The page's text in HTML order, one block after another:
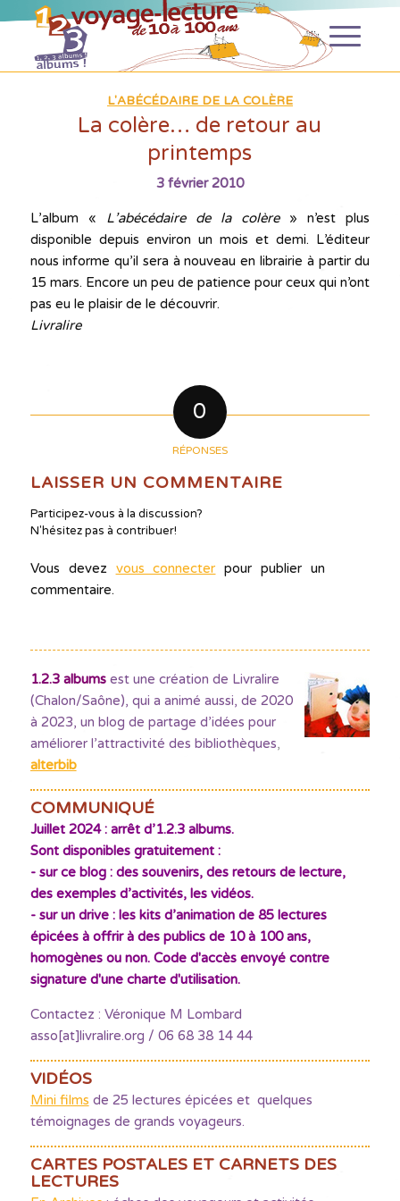
L'ABÉCÉDAIRE DE LA COLÈRE
La colère… de retour au
printemps
3 février 2010
L’album « L’abécédaire de la colère» n’est plus
disponible depuis environ un mois et demi. L’éditeur
nous informe qu’il sera à nouveau en librairie à partir du
15 mars. Encore un peu de patience pour ceux qui n’ont
pas eu le plaisir de le découvrir.
Livralire
0
RÉPONSES
LAISSER UN COMMENTAIRE
Participez-vous à la discussion?
N'hésitez pas à contribuer!
Vous devez vous connecter pour publier un
commentaire.
1.2.3 albumsest une création de Livralire
(Chalon/Saône), qui a animé aussi, de 2020
à 2023, un blog de partage d’idées pour
améliorer l’attractivité des bibliothèques,
alterbib
COMMUNIQUÉ
Juillet 2024 : arrêt d’1.2.3 albums.
Sont disponibles gratuitement :
- sur ce blog : des souvenirs, des retours de lecture,
des exemples d’activités, les vidéos.
- sur un drive : les kits d’animation de 85 lectures
épicées à offrir à des publics de 10 à 100 ans,
homogènes ou non. Code d'accès envoyé contre
signature d'une charte d'utilisation.
Contactez : Véronique M Lombard
asso[at]livralire.org / 06 68 38 14 44
VIDÉOS
Mini films de 25 lectures épicées et quelques
témoignages de grands voyageurs.
CARTES POSTALES ET CARNETS DES
LECTURES